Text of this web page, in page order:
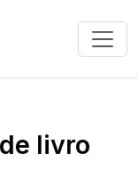
livro